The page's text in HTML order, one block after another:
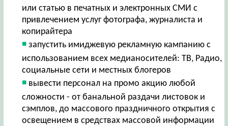
или статью в печатных и электронных СМИ с
привлечением услуг фотографа, журналиста и
копирайтера
запустить имиджевую рекламную кампанию с
использованием всех медианосителей: ТВ, Радио,
социальные сети и местных блогеров
вывести персонал на промо акцию любой
сложности - от банальной раздачи листовок и
сэмплов, до массового праздничного открытия с
освещением в средствах массовой информации